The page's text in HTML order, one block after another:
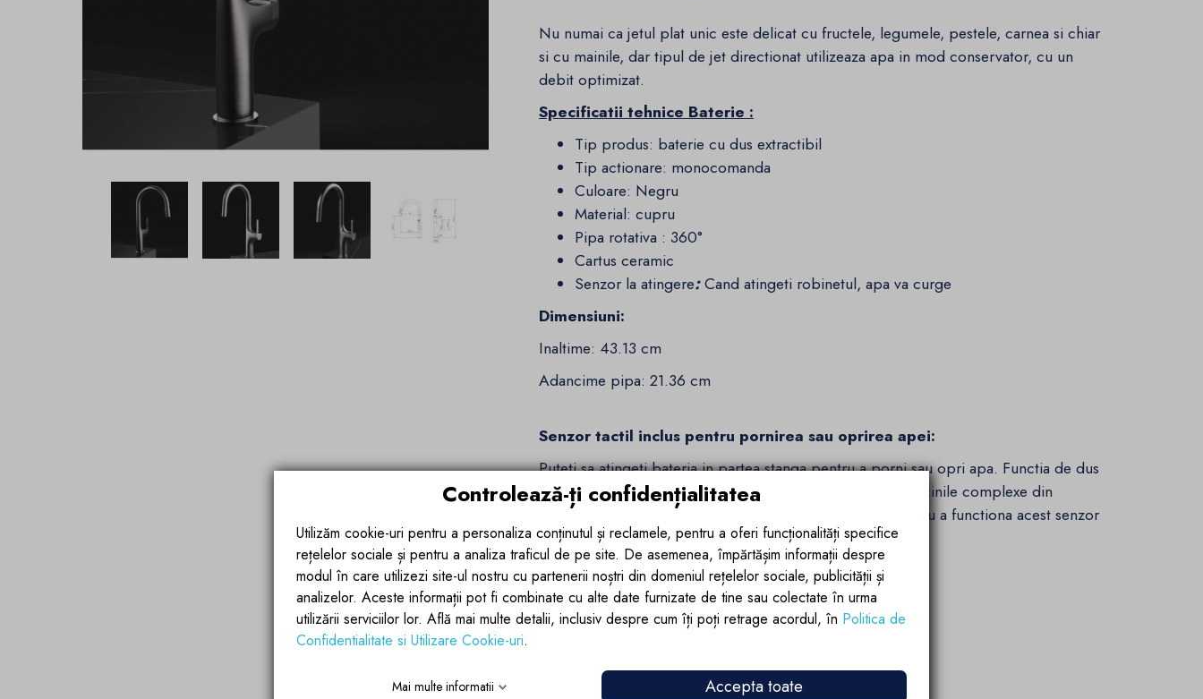
Nu numai ca jetul plat unic este delicat cu fructele, legumele, pestele, carnea si chiar
si cu mainile, dar tipul de jet directionat utilizeaza apa in mod conservator, cu un
debit optimizat.
Specificatii tehnice Baterie :
Tip produs: baterie cu dus extractibil
Tip actionare: monocomanda
Culoare: Negru
Material: cupru
Pipa rotativa : 360°
Cartus ceramic
Senzor la atingere:Cand atingeti robinetul, apa va curge
Dimensiuni:
Inaltime: 43.13 cm
Adancime pipa: 21.36 cm
Senzor tactil inclus pentru pornirea sau oprirea apei:
Puteti sa atingeti bateria in partea stanga pentru a porni sau opri apa. Functia de dus
extractibil si rotirea de pana la 360 de grade, usureaza sarcinile complexe din
bucatarie, fiind astfel potrivit pentru utilizarea zilnica. Pentru a functiona acest senzor
tactil sunt necesare 2 baterii.
Prezentare baterie de bucatarie Ricardo:
Controlează-ți confidențialitatea
Utilizăm cookie-uri pentru a personaliza conținutul și reclamele, pentru a oferi funcționalități specifice
rețelelor sociale și pentru a analiza traficul de pe site. De asemenea, împărtășim informații despre
modul în care utilizezi site-ul nostru cu partenerii noștri din domeniul rețelelor sociale, publicității și
analizelor. Aceste informații pot fi combinate cu alte date furnizate de tine sau colectate în urma
utilizării serviciilor lor. Află mai multe detalii, inclusiv despre cum îți poți retrage acordul, în Politica de
Confidentialitate si Utilizare Cookie-uri.
Mai multe informatii Accepta toate